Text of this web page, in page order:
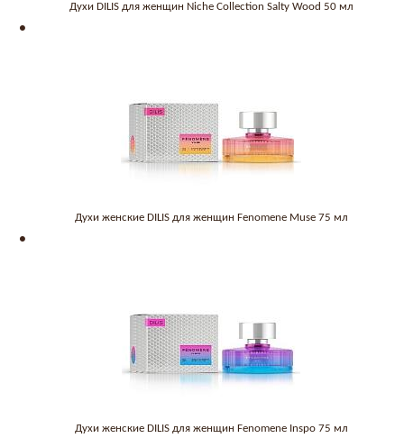
Духи DILIS для женщин Niche Collection Salty Wood 50 мл
Духи женские DILIS для женщин Fenomene Muse 75 мл
Духи женские DILIS для женщин Fenomene Inspo 75 мл